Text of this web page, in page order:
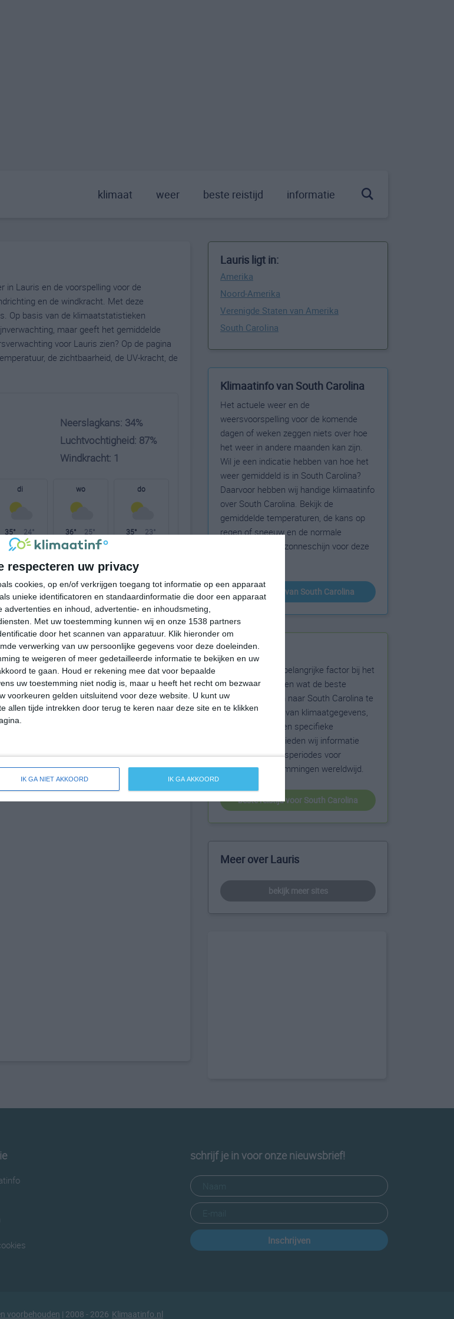
respecteren uw privacy
cookies, op en/of verkrijgen toegang tot informatie op een apparaat
unieke identificatoren en standaardinformatie die door een apparaat
en inhoud, advertentie- en inhoudsmeting,
Met uw toestemming kunnen wij en onze 1538 partners
door het scannen van apparatuur. Klik hieronder om
verwerking van uw persoonlijke gegevens voor deze doeleinden.
te weigeren of meer gedetailleerde informatie te bekijken en uw
te gaan.
Houd er rekening mee dat voor bepaalde
uw toestemming niet nodig is, maar u heeft het recht om bezwaar
voorkeuren gelden uitsluitend voor deze website. U kunt uw
allen tijde intrekken door terug te keren naar deze site en te klikken
IK GA NIET AKKOORD IK GA AKKOORD
klimaat weer beste reistijd informatie
in Lauris en de voorspelling voor de
en de windkracht. Met deze
Op basis van de klimaatstatistieken
maar geeft het gemiddelde
voor Lauris zien? Op de pagina
de zichtbaarheid, de UV-kracht, de
Neerslagkans: 34%
Luchtvochtigheid: 87%
Windkracht: 1
di
35° 24°
wo
36° 25°
do
35° 23°
22:00 01:00 04:00
22:00 01:00 04:00
Z 1 Z 0 Z 0
22:00
voor Lauris
Lauris ligt in:
Amerika
Noord-Amerika
Verenigde Staten van Amerika
South Carolina
Klimaatinfo van South Carolina
Het actuele weer en de
weersvoorspelling voor de komende
dagen of weken zeggen niets over hoe
het weer in andere maanden kan zijn.
Wil je een indicatie hebben van hoe het
weer gemiddeld is in South Carolina?
Daarvoor hebben wij handige klimaatinfo
over South Carolina. Bekijk de
gemiddelde temperaturen, de kans op
regen of sneeuw en de normale
hoeveelheid aan zonneschijn voor deze
klimaatinfo van South Carolina
Beste reistijd
Het weer is een belangrijke factor bij het
reizen. Wil je weten wat de beste
maanden zijn om naar South Carolina te
reizen? Op basis van klimaatgegevens,
weersextremen en specifieke
weerinformatie bieden wij informatie
over de beste reisperiodes voor
duizenden bestemmingen wereldwijd.
beste reistijd voor South Carolina
Meer over Lauris
bekijk meer sites
schrijf je in voor onze nieuwsbrief!
Inschrijven
voorbehouden | 2008 - 2026 Klimaatinfo.nl